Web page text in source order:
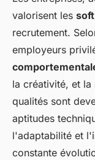
valorisent les
recrutement.
employeurs
la créativité, et
qualités sont
aptitudes
l'adaptabilité et
constante